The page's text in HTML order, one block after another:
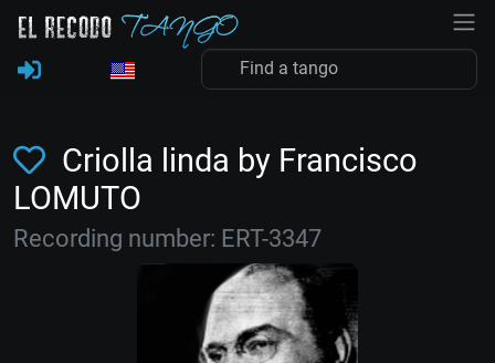
Criolla linda by Francisco
LOMUTO
Recording number: ERT-3347